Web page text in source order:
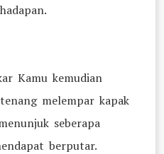
Kamu kemudian
melempar kapak
seberapa
berputar.